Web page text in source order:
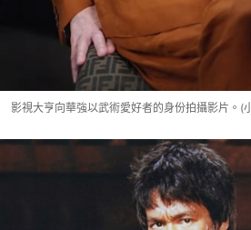
影視大亨向華強以武術愛好者的身份拍攝影片。(